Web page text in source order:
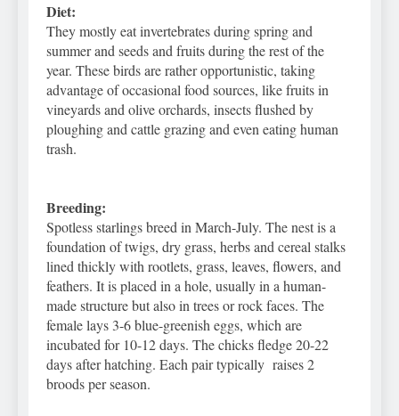
Diet:
They mostly eat invertebrates during spring and
summer and seeds and fruits during the rest of the
year. These birds are rather opportunistic, taking
advantage of occasional food sources, like fruits in
vineyards and olive orchards, insects flushed by
ploughing and cattle grazing and even eating human
trash.
Breeding:
Spotless starlings breed in March-July. The nest is a
foundation of twigs, dry grass, herbs and cereal stalks
lined thickly with rootlets, grass, leaves, flowers, and
feathers. It is placed in a hole, usually in a human-
made structure but also in trees or rock faces. The
female lays 3-6 blue-greenish eggs, which are
incubated for 10-12 days. The chicks fledge 20-22
days after hatching. Each pair typically raises 2
broods per season.